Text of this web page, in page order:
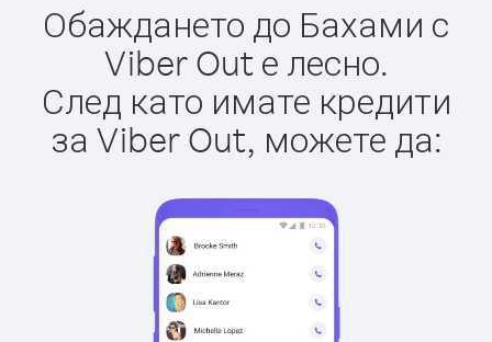
Обаждането до Бахами с
Viber Out е лесно.
След като имате кредити
за Viber Out, можете да: